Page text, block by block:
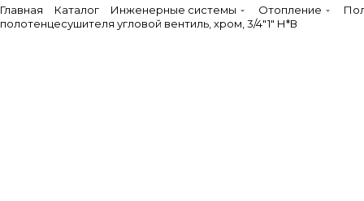
Главная Каталог Инженерные системы Отопление
полотенцесушителя угловой вентиль, хром, 3/4"1" Н*В